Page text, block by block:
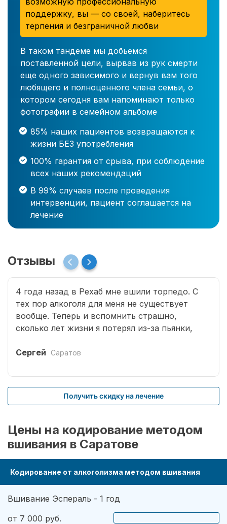
поддержку, вы — со своей, наберитесь
терпения и безграничной любви
В таком тандеме мы добьемся
поставленной цели, вырвав из рук смерти
еще одного зависимого и вернув вам того
любящего и полноценного члена семьи, о
котором сегодня вам напоминают только
фотографии в семейном альбоме
85% наших пациентов возвращаются к
жизни БЕЗ употребления
100% гарантия от срыва, при соблюдение
всех наших рекомендаций
В 99% случаев после проведения
интервенции, пациент соглашается на
лечение
Отзывы
4 года назад в Рехаб мне вшили торпедо. С
тех пор алкоголя для меня не существует
вообще. Теперь и вспомнить страшно,
сколько лет жизни я потерял из-за пьянки,
мою новую жизнь.
Сергей Саратов
Получить скидку на лечение
Цены на кодирование методом
вшивания в Саратове
Кодирование от алкоголизма методом вшивания
Вшивание Эспераль - 1 год
от 7 000 руб.